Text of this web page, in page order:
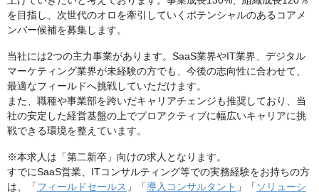
を目指し、次世代のオロを牽引していくポテンシャルのあるコアメ
ンバー候補を募集します。
当社には2つの主力事業があります。SaaS業界やIT業界、デジタル
マーケティング業界が未経験の方でも、今後の志向性に合わせて、
最適なフィールドへ挑戦していただけます。
また、職種や事業部を跨いだキャリアチェンジも推奨しており、当
社の安定した経営基盤の上でプロアクティブに幅広いキャリアに挑
戦できる環境を整えています。
※本求人は「第二新卒」向けの求人となります。
すでにSaaS営業、ITコンサルティング等での実務経験をお持ちの方
は、「フィールドセールス 」「導入コンサルタント 」「 ソリューシ